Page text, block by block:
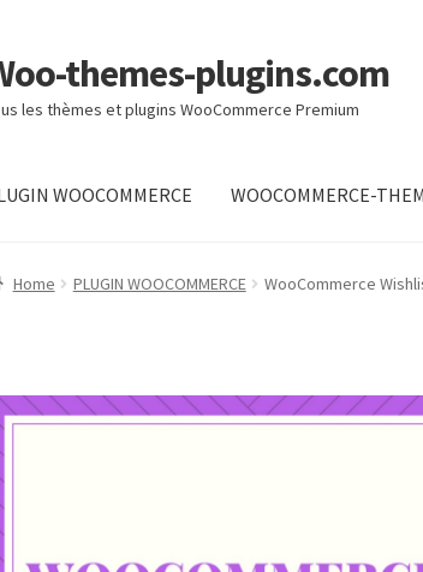
themes-plugins.com
les thèmes et plugins WooCommerce Premium
WOOCOMMERCE WOOCOMMERCE-
AfrondenMijn accountWinkelWinkelkarretje
Home PLUGIN WOOCOMMERCE WooCommerce